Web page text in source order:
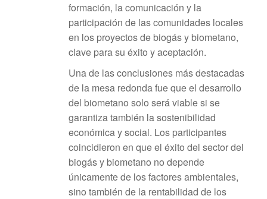
formación, la comunicación y la
participación de las comunidades locales
en los proyectos de biogás y biometano,
clave para su éxito y aceptación.
Una de las conclusiones más destacadas
de la mesa redonda fue que el desarrollo
del biometano solo será viable si se
garantiza también la sostenibilidad
económica y social. Los participantes
coincidieron en que el éxito del sector del
biogás y biometano no depende
únicamente de los factores ambientales,
sino también de la rentabilidad de los